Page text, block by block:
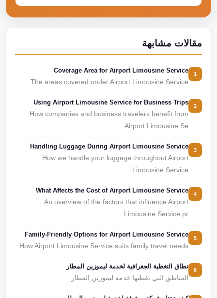
مقالات مشابهة
Coverage Area for Airport Limousine Service
The areas covered under Airport Limousine Service
Using Airport Limousine Service for Business Trips
How companies and business travelers benefit from
Airport Limousine Se...
Handling Luggage During Airport Limousine Service
How we handle your luggage throughout Airport
Limousine Service
What Affects the Cost of Airport Limousine Service
An overview of the factors that influence Airport
Limousine Service pr...
Family-Friendly Options for Airport Limousine Service
How Airport Limousine Service suits family travel needs
نطاق التغطية الجغرافية لخدمة ليموزين المطار
المناطق التي تغطيها خدمة ليموزين المطار